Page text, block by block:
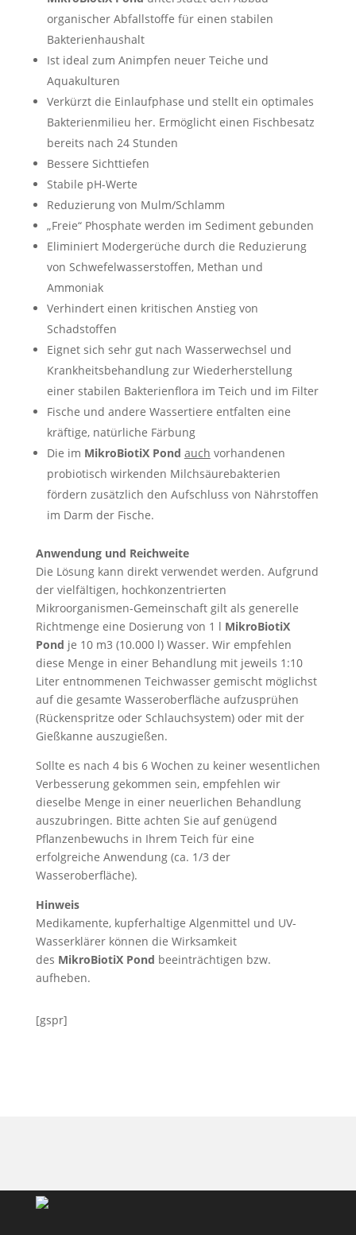
organischer Abfallstoffe für einen stabilen
Bakterienhaushalt
Ist ideal zum Animpfen neuer Teiche und
Aquakulturen
Verkürzt die Einlaufphase und stellt ein optimales
Bakterienmilieu her. Ermöglicht einen Fischbesatz
bereits nach 24 Stunden
Bessere Sichttiefen
Stabile pH-Werte
Reduzierung von Mulm/Schlamm
„Freie“ Phosphate werden im Sediment gebunden
Eliminiert Modergerüche durch die Reduzierung
von Schwefelwasserstoffen, Methan und
Ammoniak
Verhindert einen kritischen Anstieg von
Schadstoffen
Eignet sich sehr gut nach Wasserwechsel und
Krankheitsbehandlung zur Wiederherstellung
einer stabilen Bakterienflora im Teich und im Filter
Fische und andere Wassertiere entfalten eine
kräftige, natürliche Färbung
Die im MikroBiotiX Pond auch vorhandenen
probiotisch wirkenden Milchsäurebakterien
fördern zusätzlich den Aufschluss von Nährstoffen
im Darm der Fische.
Anwendung und Reichweite
Die Lösung kann direkt verwendet werden. Aufgrund
der vielfältigen, hochkonzentrierten
Mikroorganismen-Gemeinschaft gilt als generelle
Richtmenge eine Dosierung von 1 l MikroBiotiX
Pond je 10 m3 (10.000 l) Wasser. Wir empfehlen
diese Menge in einer Behandlung mit jeweils 1:10
Liter entnommenen Teichwasser gemischt möglichst
auf die gesamte Wasseroberfläche aufzusprühen
(Rückenspritze oder Schlauchsystem) oder mit der
Gießkanne auszugießen.
Sollte es nach 4 bis 6 Wochen zu keiner wesentlichen
Verbesserung gekommen sein, empfehlen wir
dieselbe Menge in einer neuerlichen Behandlung
auszubringen. Bitte achten Sie auf genügend
Pflanzenbewuchs in Ihrem Teich für eine
erfolgreiche Anwendung (ca. 1/3 der
Wasseroberfläche).
Hinweis
Medikamente, kupferhaltige Algenmittel und UV-
Wasserklärer können die Wirksamkeit
des MikroBiotiX Pond beeinträchtigen bzw.
aufheben.
[gspr]